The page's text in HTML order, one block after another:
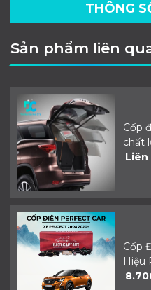
THÔNG
Sản phẩm liên
Cốp
chất
Liên
Cốp
Hiệu